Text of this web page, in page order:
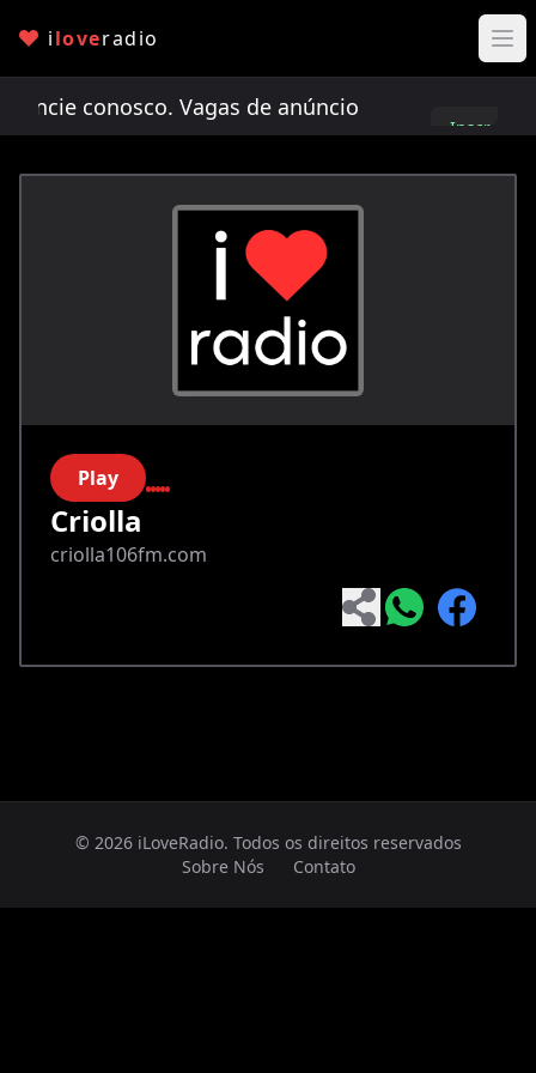
iloveradio
conosco. Vagas de anúncio limitadas!
Inscreva-
Play
Criolla
criolla106fm.com
© 2026 iLoveRadio. Todos os direitos reservados
Sobre Nós
Contato